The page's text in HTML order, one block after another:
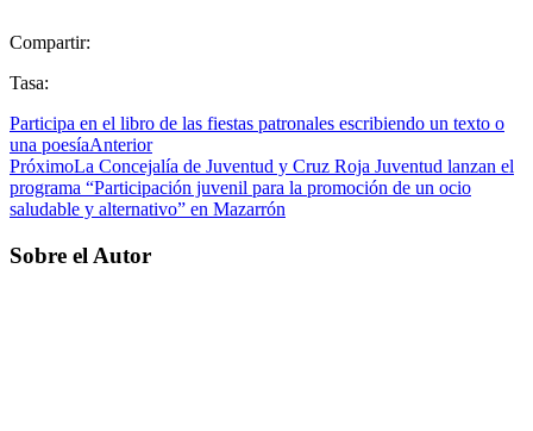
Compartir:
Tasa:
Participa en el libro de las fiestas patronales escribiendo un texto o
una poesíaAnterior
PróximoLa Concejalía de Juventud y Cruz Roja Juventud lanzan el
programa “Participación juvenil para la promoción de un ocio
saludable y alternativo” en Mazarrón
Sobre el Autor